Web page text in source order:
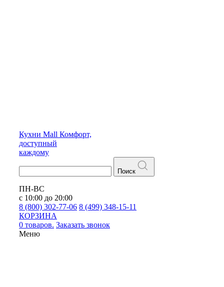
Кухни Mall Комфорт,
доступный
каждому
Поиск
ПН-ВС
с 10:00 до 20:00
8 (800) 302-77-06 8 (499) 348-15-11
КОРЗИНА
0 товаров. Заказать звонок
Меню